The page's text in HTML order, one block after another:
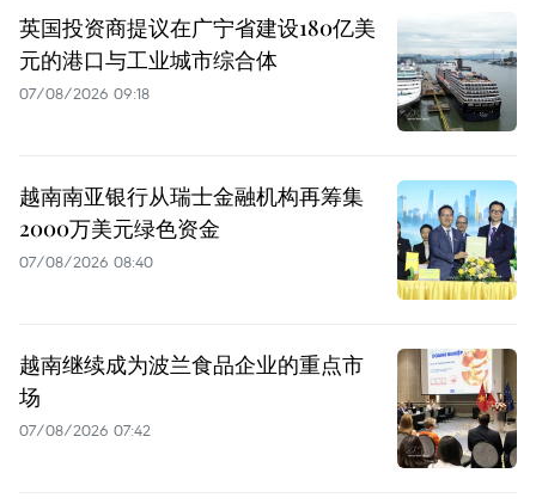
英国投资商提议在广宁省建设180亿美
元的港口与工业城市综合体
07/08/2026 09:18
越南南亚银行从瑞士金融机构再筹集
2000万美元绿色资金
07/08/2026 08:40
越南继续成为波兰食品企业的重点市
场
07/08/2026 07:42